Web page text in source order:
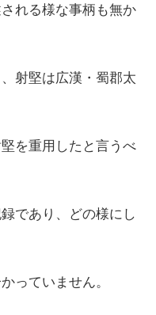
れる様な事柄も無か
射堅は広漢・蜀郡太
を重用したと言うべ
であり、どの様にし
っていません。